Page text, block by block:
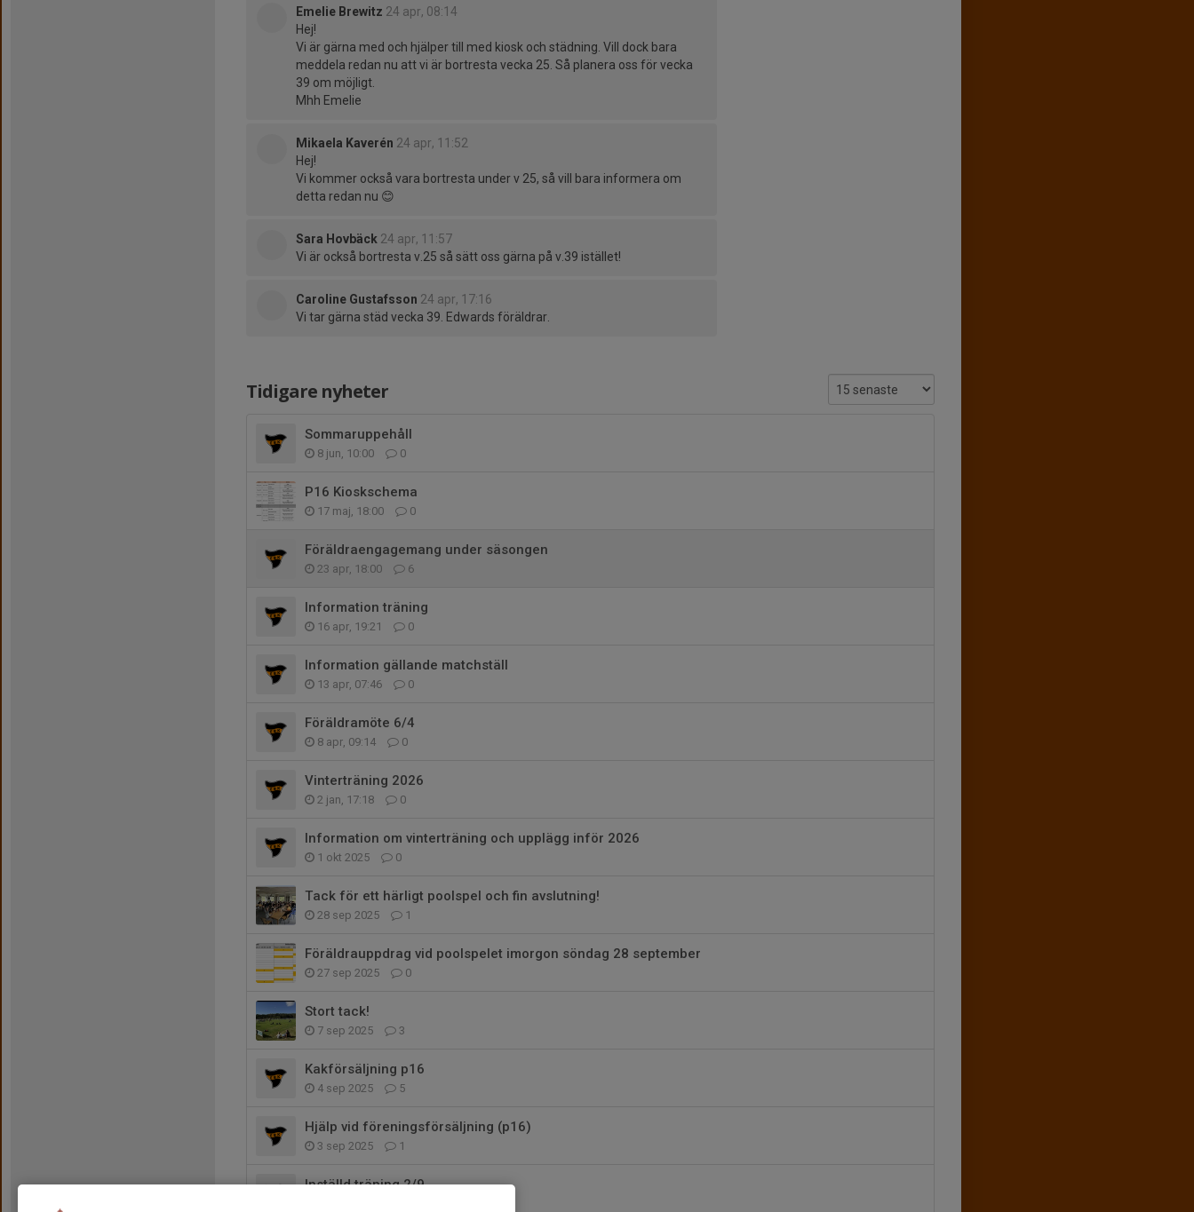
Emelie Brewitz 24 apr, 08:14
Hej!
Vi är gärna med och hjälper till med kiosk och städning. Vill dock bara
meddela redan nu att vi är bortresta vecka 25. Så planera oss för vecka
39 om möjligt.
Mhh Emelie
Mikaela Kaverén 24 apr, 11:52
Hej!
Vi kommer också vara bortresta under v 25, så vill bara informera om
detta redan nu 😊
Sara Hovbäck 24 apr, 11:57
Vi är också bortresta v.25 så sätt oss gärna på v.39 istället!
Caroline Gustafsson 24 apr, 17:16
Vi tar gärna städ vecka 39. Edwards föräldrar.
Tidigare nyheter
Sommaruppehåll
8 jun, 10:00 0
P16 Kioskschema
17 maj, 18:00 0
Föräldraengagemang under säsongen
23 apr, 18:00 6
Information träning
16 apr, 19:21 0
Information gällande matchställ
13 apr, 07:46 0
Föräldramöte 6/4
8 apr, 09:14 0
Vinterträning 2026
2 jan, 17:18 0
Information om vinterträning och upplägg inför 2026
1 okt 2025 0
Tack för ett härligt poolspel och fin avslutning!
28 sep 2025 1
Föräldrauppdrag vid poolspelet imorgon söndag 28 september
27 sep 2025 0
Stort tack!
7 sep 2025 3
Kakförsäljning p16
4 sep 2025 5
Hjälp vid föreningsförsäljning (p16)
3 sep 2025 1
Inställd träning 2/9